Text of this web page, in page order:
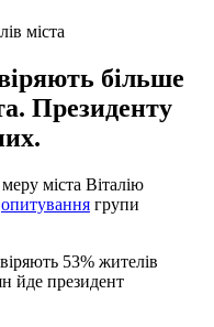
міста
більше
Президенту
міста Віталію
опитування групи
53% жителів
йде президент